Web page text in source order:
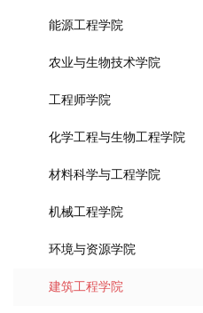
能源工程学院
农业与生物技术学院
工程师学院
化学工程与生物工程学院
材料科学与工程学院
机械工程学院
环境与资源学院
建筑工程学院